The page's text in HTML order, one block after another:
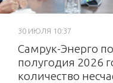
30 ИЮЛЯ 10:37
Самрук-Энерго
полугодия 2026
количество